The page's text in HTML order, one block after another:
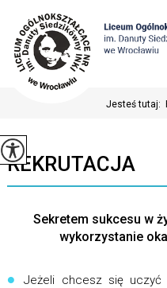
Jesteś tutaj:
REKRUTACJA
Sekretem sukcesu w
wykorzystanie
Jeżeli chcesz się uczyć